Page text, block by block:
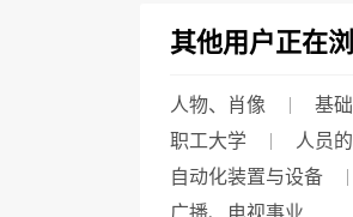
其他用户正在
人物、肖像 基
职工大学
人员
自动化装置与设备
广播、电视事业